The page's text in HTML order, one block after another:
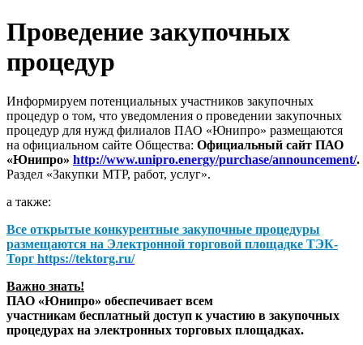
Проведение закупочных
процедур
Информируем потенциальных участников закупочных
процедур о том, что уведомления о проведении закупочных
процедур для нужд филиалов ПАО «Юнипро» размещаются
на официальном сайте Общества: Официальный сайт ПАО
«Юнипро» http://www.unipro.energy/purchase/announcement/.
Раздел «Закупки МТР, работ, услуг».
а также:
Все открытые конкурентные закупочные процедуры
размещаются на Электронной торговой площадке ТЭК-
Торг https://tektorg.ru/
Важно знать!
ПАО «Юнипро» обеспечивает всем
участникам бесплатный доступ к участию в закупочных
процедурах на электронных торговых площадках.